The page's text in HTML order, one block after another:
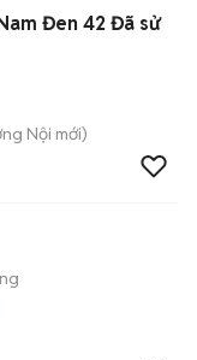
Đen 42 Đã sử
Nội mới)